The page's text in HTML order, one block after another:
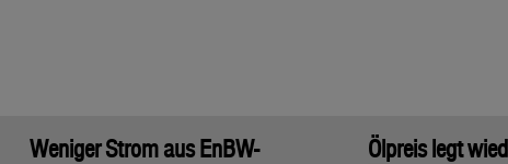
Weniger Strom aus EnBW-
Ölpreis legt